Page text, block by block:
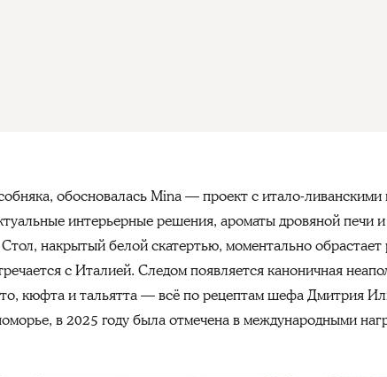
обосновалась Mina — проект с итало-
интерьерные решения, ароматы дровяной печи
накрытый белой скатертью, моментально
с Италией. Следом появляется каноничная
кюфта и тальятта — всё по рецептам шефа Дмитрия
в 2025 году была отмечена в международными